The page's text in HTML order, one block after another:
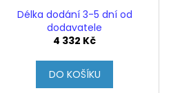
Délka dodání 3-5 dní od
dodavatele
4 332 Kč
DO KOŠÍKU